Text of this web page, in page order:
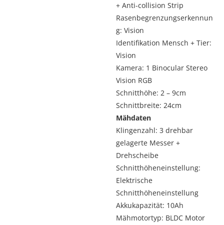
+ Anti-collision Strip
Rasenbegrenzungserkennun
g: Vision
Identifikation Mensch + Tier:
Vision
Kamera: 1 Binocular Stereo
Vision RGB
Schnitthöhe: 2 – 9cm
Schnittbreite: 24cm
Mähdaten
Klingenzahl: 3 drehbar
gelagerte Messer +
Drehscheibe
Schnitthöheneinstellung:
Elektrische
Schnitthöheneinstellung
Akkukapazität: 10Ah
Mähmotortyp: BLDC Motor